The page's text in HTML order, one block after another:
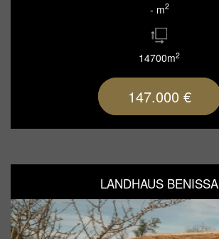
- m2
14700m2
147.000 €
LANDHAUS BENISSA